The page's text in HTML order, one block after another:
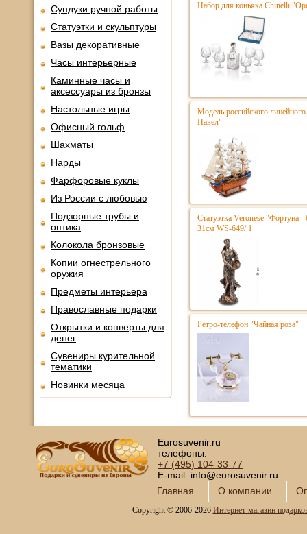
Сундуки ручной работы
Статуэтки и скульптуры
Вазы декоративные
Часы интерьерные
Каминные часы и
аксессуары из бронзы
Настольные игры
Офисный гольф
Шахматы
Нарды
Фарфоровые куклы
Из России с любовью
Подзорные трубы и
оптика
Колокола бронзовые
Копии огнестрельного
оружия
Предметы интерьера
Православные подарки
Открытки и конверты для
денег
Сувениры курительной
тематики
Новинки месяца
Набор для коньяка Chinelli
Модель российского
Павел"
Статуэтка Veronese "Фортуна
31см WS-649/ 1
Ретро-телефон "Чайная роза"
Eurosuvenir.ru
телефоны:
+7 (495) 104-33-77
E-mail: info@eurosuvenir.ru
Главная
О компании
Copyright © 2006-2026 Интернет-магазин